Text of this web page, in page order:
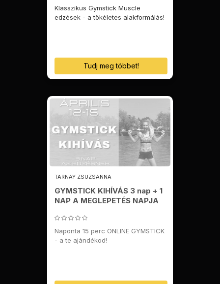
Klasszikus Gymstick Muscle
edzések - a tökéletes alakformálás!
Tudj meg többet!
TARNAY ZSUZSANNA
GYMSTICK KIHÍVÁS 3 nap + 1
NAP A MEGLEPETÉS NAPJA
Naponta 15 perc ONLINE GYMSTICK
- a te ajándékod!